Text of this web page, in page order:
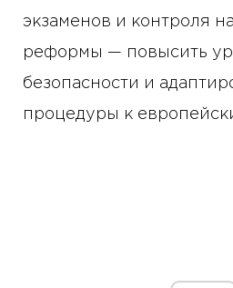
экзаменов и контроля
реформы — повысить
безопасности и
процедуры к